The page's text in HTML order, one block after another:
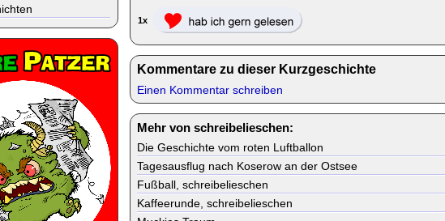
1x
Kommentare zu dieser Kurzgeschichte
Einen Kommentar schreiben
Mehr von schreibelieschen:
Die Geschichte vom roten Luftballon
Tagesausflug nach Koserow an der Ostsee
Fußball, schreibelieschen
Kaffeerunde, schreibelieschen